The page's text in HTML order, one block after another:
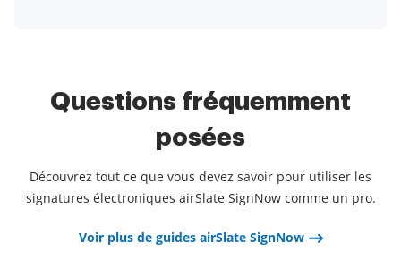
Questions fréquemment
posées
Découvrez tout ce que vous devez savoir pour utiliser les
signatures électroniques airSlate SignNow comme un pro.
Voir plus de guides airSlate SignNow